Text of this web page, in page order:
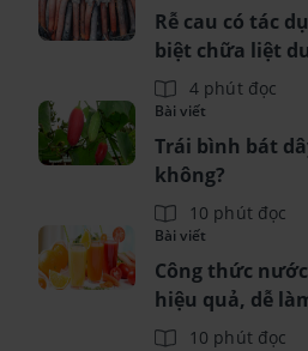
Rễ cau có tác
biệt chữa liệt
4 phút đọc
Bài viết
Trái bình bát
không?
10 phút đọc
Bài viết
Công thức
hiệu quả, dễ
10 phút đọc